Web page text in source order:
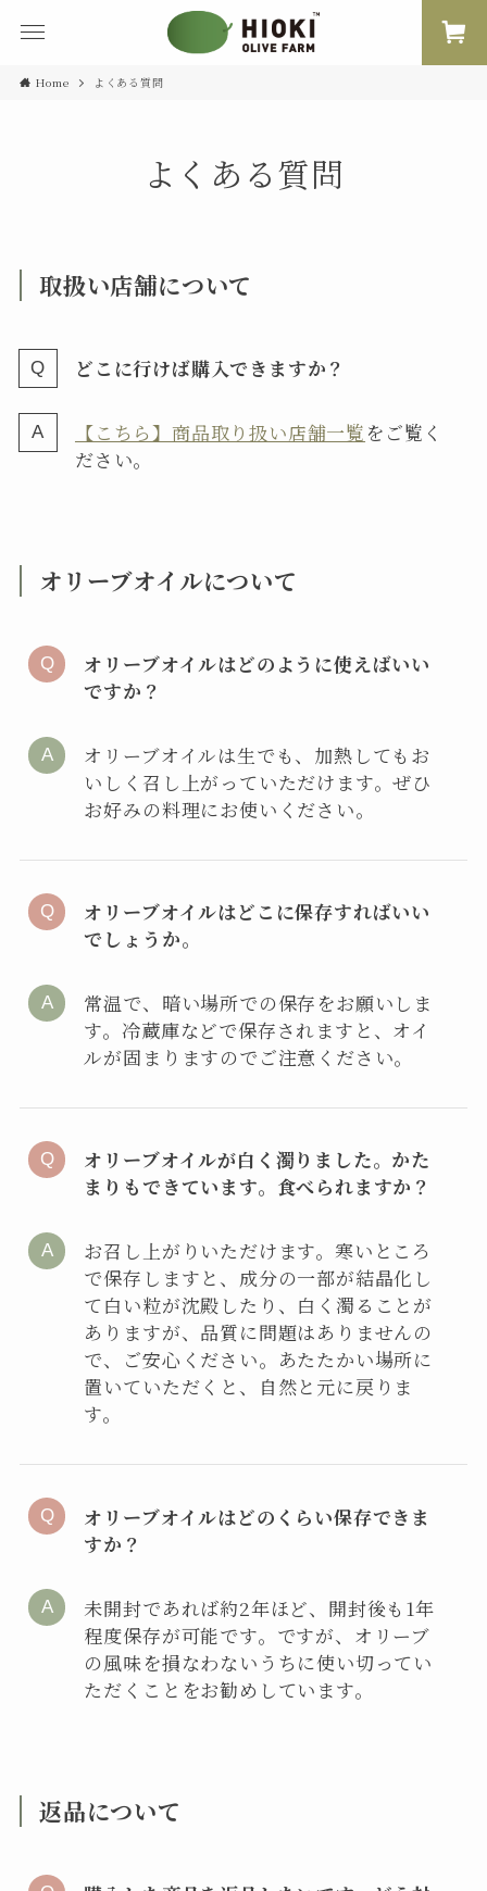
Home よくある質問
よくある質問
取扱い店舗について
どこに行けば購入できますか？
【こちら】商品取り扱い店舗一覧 をご覧く
ださい。
オリーブオイルについて
オリーブオイルはどのように使えばいい
ですか？
オリーブオイルは生でも、加熱してもお
いしく召し上がっていただけます。ぜひ
お好みの料理にお使いください。
オリーブオイルはどこに保存すればいい
でしょうか。
常温で、暗い場所での保存をお願いしま
す。冷蔵庫などで保存されますと、オイ
ルが固まりますのでご注意ください。
オリーブオイルが白く濁りました。かた
まりもできています。食べられますか？
お召し上がりいただけます。寒いところ
で保存しますと、成分の一部が結晶化し
て白い粒が沈殿したり、白く濁ることが
ありますが、品質に問題はありませんの
で、ご安心ください。あたたかい場所に
置いていただくと、自然と元に戻りま
す。
オリーブオイルはどのくらい保存できま
すか？
未開封であれば約2年ほど、開封後も1年
程度保存が可能です。ですが、オリーブ
の風味を損なわないうちに使い切ってい
ただくことをお勧めしています。
返品について